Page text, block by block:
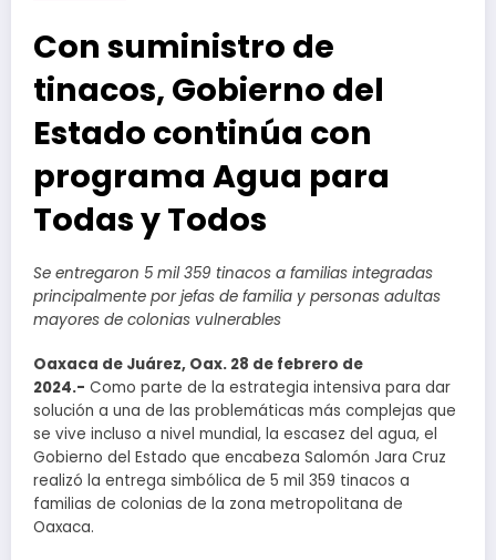
Con suministro de
tinacos, Gobierno del
Estado continúa con
programa Agua para
Todas y Todos
Se entregaron 5 mil 359 tinacos a familias integradas
principalmente por jefas de familia y personas adultas
mayores de colonias vulnerables
Oaxaca de Juárez, Oax. 28 de febrero de
2024.- Como parte de la estrategia intensiva para dar
solución a una de las problemáticas más complejas que
se vive incluso a nivel mundial, la escasez del agua, el
Gobierno del Estado que encabeza Salomón Jara Cruz
realizó la entrega simbólica de 5 mil 359 tinacos a
familias de colonias de la zona metropolitana de
Oaxaca.